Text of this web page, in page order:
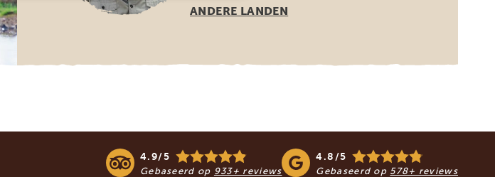
ANDERE LANDEN
4.9/5
Gebaseerd op 933+ reviews
4.8/5
Gebaseerd op 578+ reviews